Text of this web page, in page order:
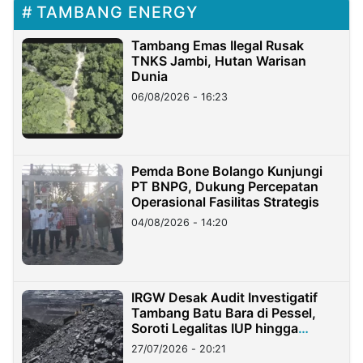
TAMBANG ENERGY
Tambang Emas Ilegal Rusak
TNKS Jambi, Hutan Warisan
Dunia
06/08/2026 - 16:23
Pemda Bone Bolango Kunjungi
PT BNPG, Dukung Percepatan
Operasional Fasilitas Strategis
04/08/2026 - 14:20
IRGW Desak Audit Investigatif
Tambang Batu Bara di Pessel,
Soroti Legalitas IUP hingga
Stockpile
27/07/2026 - 20:21